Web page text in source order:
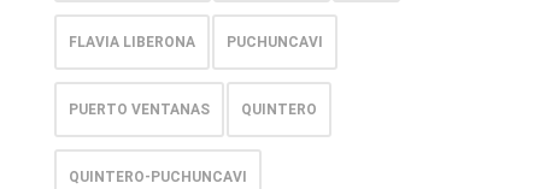
FLAVIA LIBERONA PUCHUNCAVI
PUERTO VENTANAS QUINTERO
QUINTERO-PUCHUNCAVI